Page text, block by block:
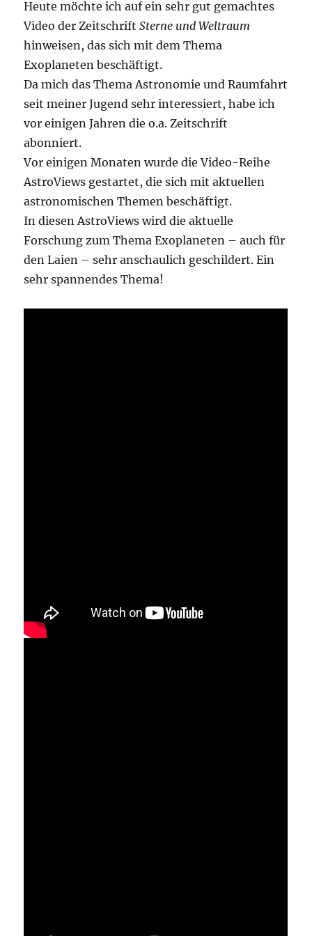
Kometen
Heute möchte ich auf ein sehr gut gemachtes
Video der ZeitschriftSterne und Weltraum
hinweisen, das sich mit dem Thema
Exoplaneten beschäftigt.
Da mich das Thema Astronomie und Raumfahrt
seit meiner Jugend sehr interessiert, habe ich
vor einigen Jahren die o.a. Zeitschrift
abonniert.
Vor einigen Monaten wurde die Video-Reihe
AstroViews gestartet, die sich mit aktuellen
astronomischen Themen beschäftigt.
In diesen AstroViews wird die aktuelle
Forschung zum Thema Exoplaneten – auch für
den Laien – sehr anschaulich geschildert. Ein
sehr spannendes Thema!